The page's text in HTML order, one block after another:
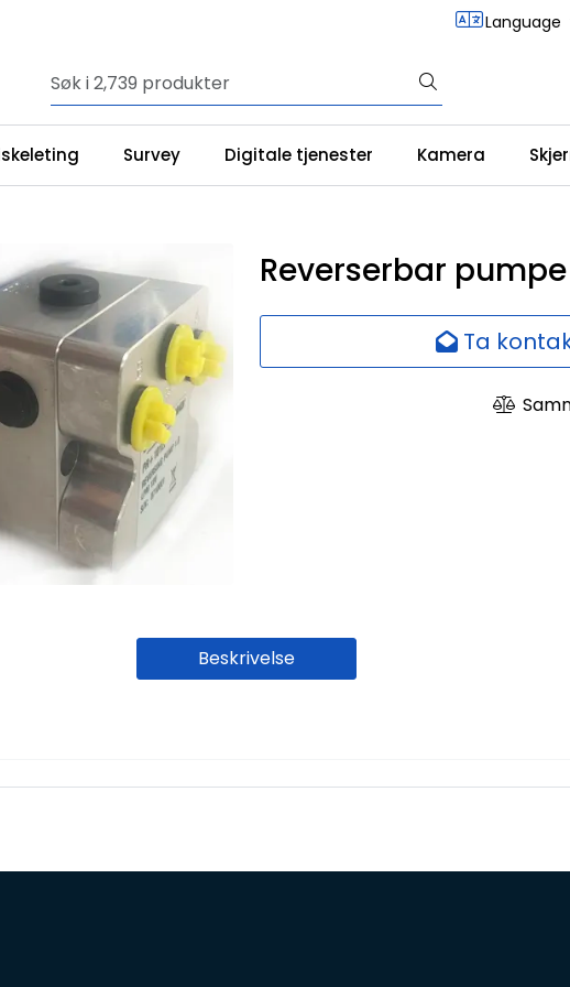
Language
Survey Digitale tjenester Kamera
Reverserbar pumpe
Ta
Beskrivelse